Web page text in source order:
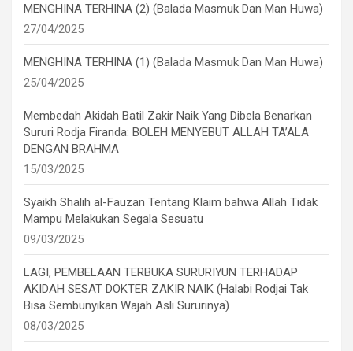
MENGHINA TERHINA (2) (Balada Masmuk Dan Man Huwa)
27/04/2025
MENGHINA TERHINA (1) (Balada Masmuk Dan Man Huwa)
25/04/2025
Membedah Akidah Batil Zakir Naik Yang Dibela Benarkan
Sururi Rodja Firanda: BOLEH MENYEBUT ALLAH TA’ALA
DENGAN BRAHMA
15/03/2025
Syaikh Shalih al-Fauzan Tentang Klaim bahwa Allah Tidak
Mampu Melakukan Segala Sesuatu
09/03/2025
LAGI, PEMBELAAN TERBUKA SURURIYUN TERHADAP
AKIDAH SESAT DOKTER ZAKIR NAIK (Halabi Rodjai Tak
Bisa Sembunyikan Wajah Asli Sururinya)
08/03/2025